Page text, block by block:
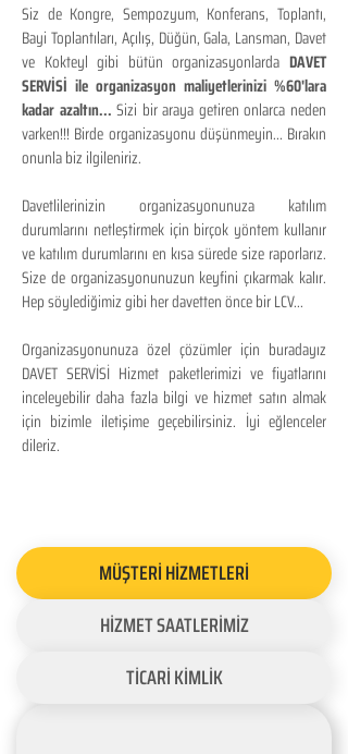
Siz de Kongre, Sempozyum, Konferans, Toplantı,
Bayi Toplantıları, Açılış, Düğün, Gala, Lansman, Davet
ve Kokteyl gibi bütün organizasyonlarda DAVET
SERVİSİ ile organizasyon maliyetlerinizi %60'lara
kadar azaltın...Sizi bir araya getiren onlarca neden
varken!!! Birde organizasyonu düşünmeyin... Bırakın
onunla biz ilgileniriz.
Davetlilerinizin organizasyonunuza katılım
durumlarını netleştirmek için birçok yöntem kullanır
ve katılım durumlarını en kısa sürede size raporlarız.
Size de organizasyonunuzun keyfini çıkarmak kalır.
Hep söylediğimiz gibi her davetten önce bir LCV...
Organizasyonunuza özel çözümler için buradayız
DAVET SERVİSİ Hizmet paketlerimizi ve fiyatlarını
inceleyebilir daha fazla bilgi ve hizmet satın almak
için bizimle iletişime geçebilirsiniz. İyi eğlenceler
dileriz.
MÜŞTERİ HİZMETLERİ
HİZMET SAATLERİMİZ
TİCARİ KİMLİK